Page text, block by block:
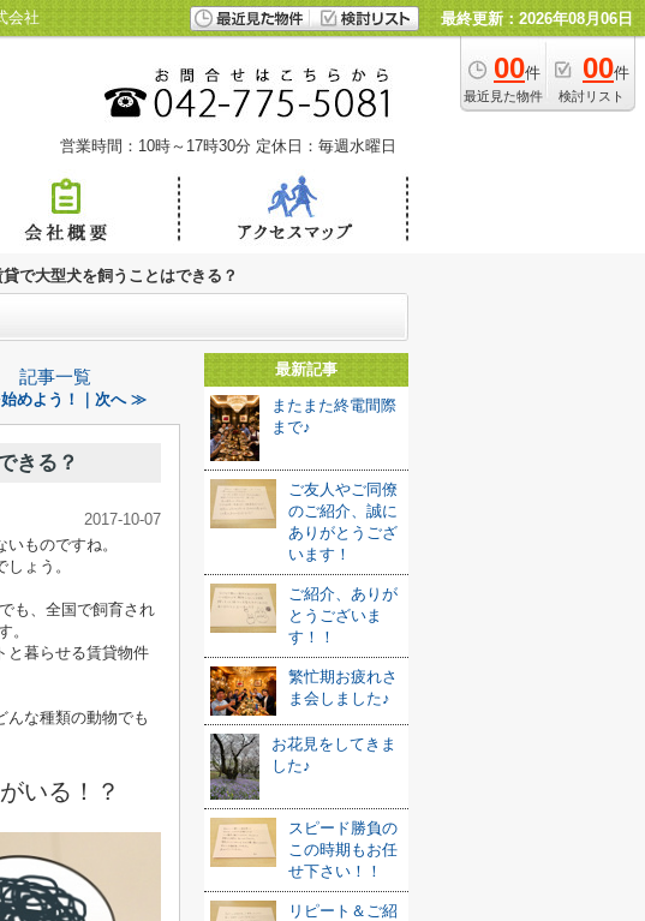
会社 最終更新：2026年08月06日
00件
最近見た物件
00件
検討リスト
営業時間：10時～17時30分 定休日：毎週水曜日
で大型犬を飼うことはできる？
記事一覧
始めよう！｜次へ ≫
きる？
2017-10-07
ものですね。
ょう。
でも、全国で飼育され
。
と暮らせる賃貸物件
んな種類の動物でも
いる！？
最新記事
またまた終電間際
まで♪
ご友人やご同僚
のご紹介、誠に
ありがとうござ
います！
ご紹介、ありが
とうございま
す！！
繁忙期お疲れさ
ま会しました♪
お花見をしてきま
した♪
スピード勝負の
この時期もお任
せ下さい！！
リピート＆ご紹